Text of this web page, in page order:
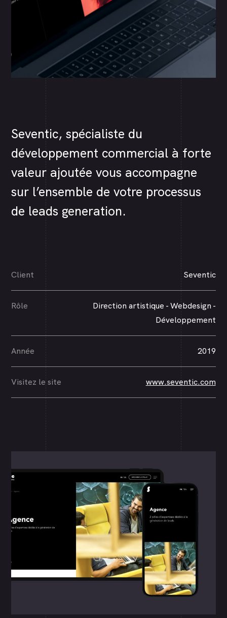
Seventic, spécialiste du
développement commercial à forte
valeur ajoutée vous accompagne
sur l’ensemble de votre processus
de leads generation.
Client Seventic
Rôle
Direction artistique - Webdesign -
Développement
Année 2019
Visitez le site www.seventic.com